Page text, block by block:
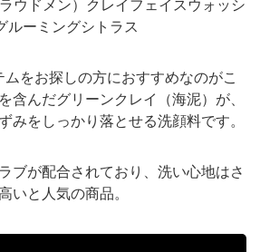
をお探しの方におすすめなのがこ
含んだグリーンクレイ（海泥）が、
みをしっかり落とせる洗顔料です。
ブが配合されており、洗い心地はさ
いと人気の商品。